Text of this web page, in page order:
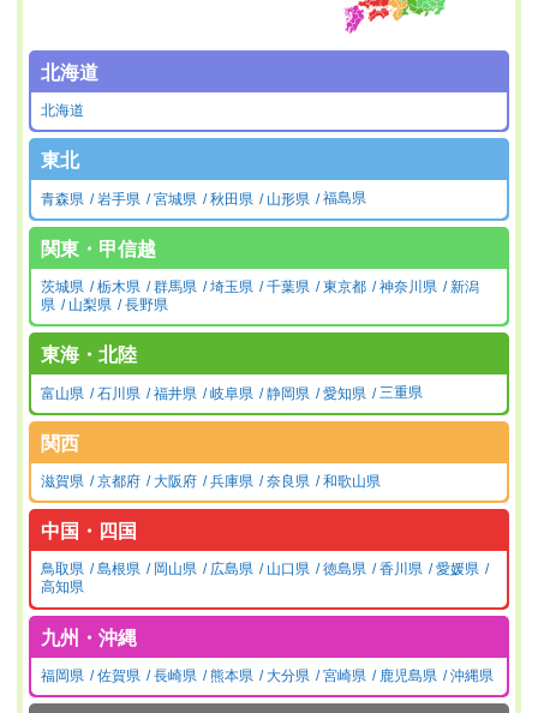
北海道
北海道
東北
青森県 岩手県 宮城県 秋田県 山形県 福島県
関東・甲信越
茨城県 栃木県 群馬県 埼玉県 千葉県 東京都 神奈川県
新潟
県
山梨県 長野県
東海・北陸
富山県 石川県 福井県 岐阜県 静岡県 愛知県 三重県
関西
滋賀県 京都府 大阪府 兵庫県 奈良県 和歌山県
中国・四国
鳥取県 島根県 岡山県 広島県 山口県 徳島県 香川県
愛媛県
高知県
九州・沖縄
福岡県 佐賀県 長崎県 熊本県 大分県 宮崎県 鹿児島県 沖縄県